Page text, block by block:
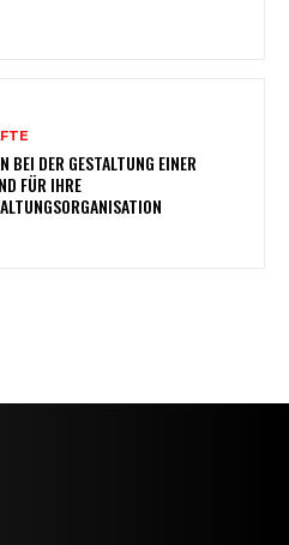
BEI DER GESTALTUNG EINER
FÜR IHRE